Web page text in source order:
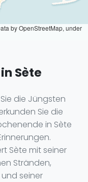
by OpenStreetMap, under
Sète
die Jüngsten
Sie die
in Sète
Sète mit seiner
Stränden,
seiner